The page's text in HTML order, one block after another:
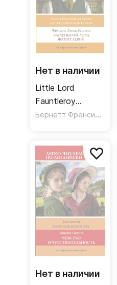
Нет в наличии
Little Lord
Fauntleroy
Маленький Лорд
Бернетт Френсис Ходгсон
Нет в наличии